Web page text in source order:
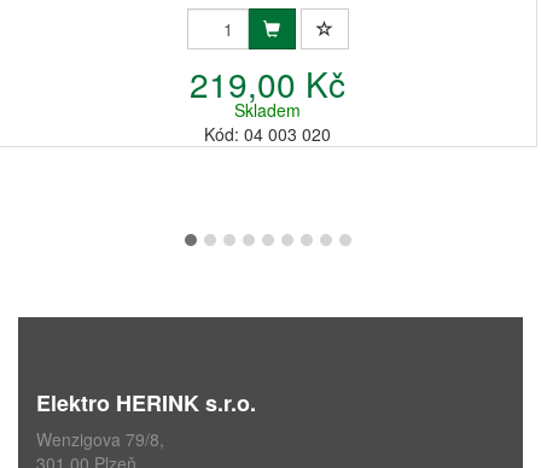
219,00 Kč
Skladem
Kód: 04 003 020
Elektro HERINK s.r.o.
Wenzigova 79/8,
301 00 Plzeň